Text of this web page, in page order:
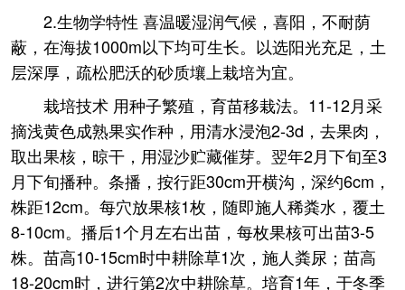
2.生物学特性 喜温暖湿润气候，喜阳，不耐荫
蔽，在海拔1000m以下均可生长。以选阳光充足，土
层深厚，疏松肥沃的砂质壤上栽培为宜。
栽培技术 用种子繁殖，育苗移栽法。11-12月采
摘浅黄色成熟果实作种，用清水浸泡2-3d，去果肉，
取出果核，晾干，用湿沙贮藏催芽。翌年2月下旬至3
月下旬播种。条播，按行距30cm开横沟，深约6cm，
株距12cm。每穴放果核1枚，随即施人稀粪水，覆土
8-10cm。播后1个月左右出苗，每枚果核可出苗3-5
株。苗高10-15cm时中耕除草1次，施人粪尿；苗高
18-20cm时，进行第2次中耕除草。培育1年，于冬季